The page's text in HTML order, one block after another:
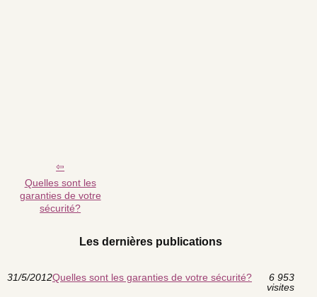
Quelles sont les
garanties de votre
sécurité?
Les dernières publications
31/5/2012Quelles sont les garanties de votre sécurité?
6 953
visites